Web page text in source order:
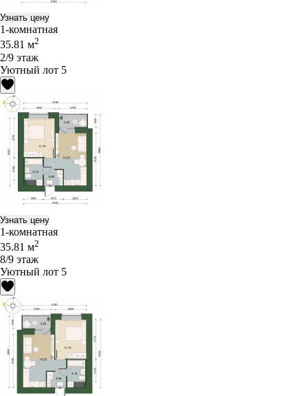
Узнать цену
1-комнатная
35.81 м2
2/9 этаж
Уютный лот 5
Узнать цену
1-комнатная
35.81 м2
8/9 этаж
Уютный лот 5